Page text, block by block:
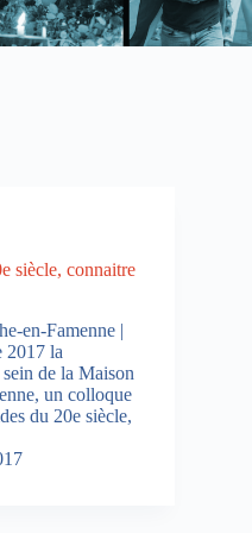
siècle, connaitre
en-Famenne |
2017 la
de la Maison
un colloque
du 20e siècle,